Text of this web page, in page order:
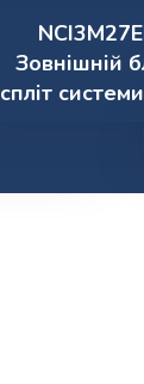
Зовнішній
спліт